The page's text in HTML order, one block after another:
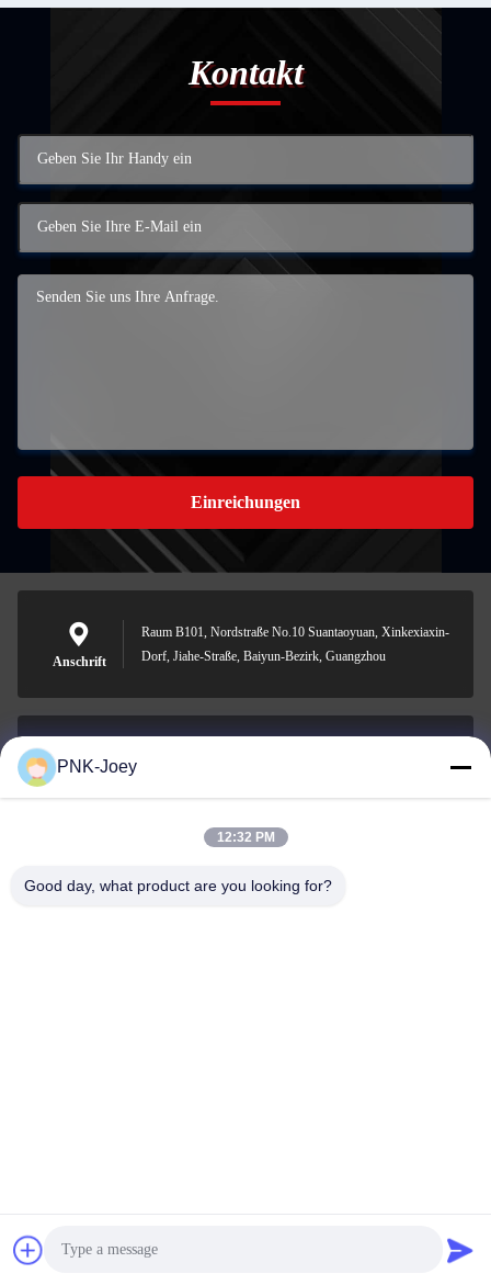
Kontakt
Einreichungen
Anschrift
Raum B101, Nordstraße No.10 Suantaoyuan, Xinkexiaxin-
Dorf, Jiahe-Straße, Baiyun-Bezirk, Guangzhou
E-Mail-Adresse
008613580404923
Guangzhou Xingchao Agriculture Machinery Co., Ltd.
PNK-Joey
12:32 PM
Good day, what product are you looking for?